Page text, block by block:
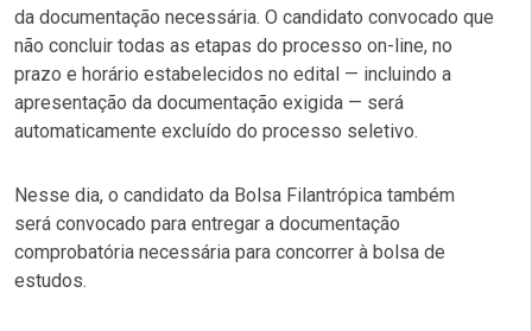
da documentação necessária. O candidato convocado que
não concluir todas as etapas do processo on-line, no
prazo e horário estabelecidos no edital — incluindo a
apresentação da documentação exigida — será
automaticamente excluído do processo seletivo.
Nesse dia, o candidato da Bolsa Filantrópica também
será convocado para entregar a documentação
comprobatória necessária para concorrer à bolsa de
estudos.